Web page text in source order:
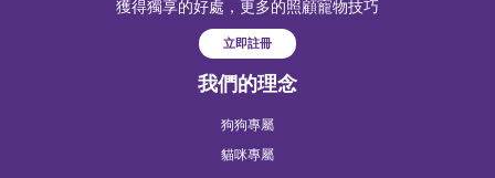
獲得獨享的好處，更多的照顧寵物技巧
立即註冊
我們的理念
狗狗專屬
貓咪專屬